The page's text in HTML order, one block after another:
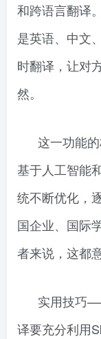
和跨语言翻译
是英语、中文
时翻译，让对
然。
这一功能
基于人工智能
统不断优化，
国企业、国际
者来说，这都
实用技巧
译要充分利用